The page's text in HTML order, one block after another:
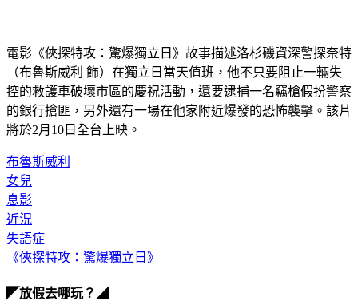
電影《俠探特攻：驚爆獨立日》故事描述洛杉磯資深警探奈特
（布魯斯威利 飾）在獨立日當天值班，他不只要阻止一輛失
控的救護車破壞市區的慶祝活動，還要逮捕一名竊槍假扮警察
的銀行搶匪，另外還有一場在他家附近爆發的恐怖襲擊。該片
將於2月10日全台上映。
布魯斯威利
女兒
息影
近況
失語症
《俠探特攻：驚爆獨立日》
◤放假去哪玩？◢